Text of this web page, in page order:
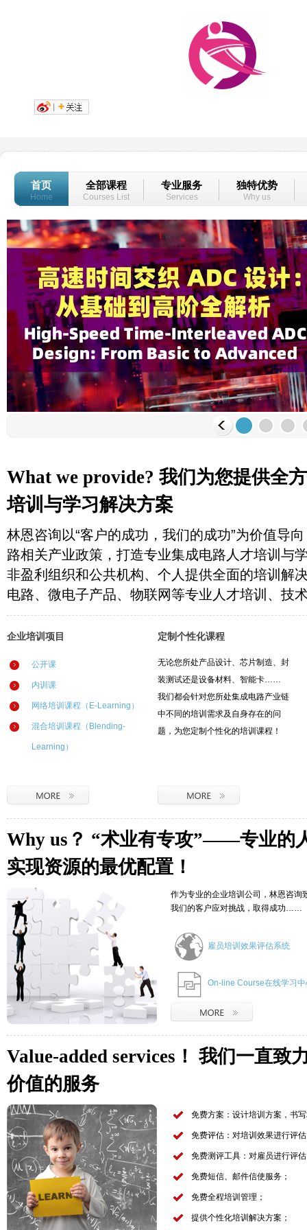
首页
Home
全部课程
Courses List
专业服务
Services
独特优势
Why us
What we provide? 我们为您提供全
培训与学习解决方案
林恩咨询以“客户的成功，我们的成功”为价值导
路相关产业政策，打造专业集成电路人才培训与
非盈利组织和公共机构、个人提供全面的培训解
电路、微电子产品、物联网等专业人才培训、技
企业培训项目
公开课
内训课
网络培训课程（E-Learning）
混合培训课程（Blending-
Learning）
定制个性化课程
无论您所处产品设计、芯片制造、封
装测试还是设备材料、智能卡……
我们都会针对您所处集成电路产业链
中不同的培训需求及自身存在的问
题，为您定制个性化的培训课程！
Why us？ “术业有专攻”——专业的
实现资源的最优配置！
作为专业的企业培训公司，林恩咨询
我们的客户应对挑战，取得成功……
雇员培训效果评估系统
On-line Course在线学习中
Value-added services！ 我们一直致
价值的服务
免费方案：设计培训方案，书
免费评估：对培训效果进行评
免费测评工具：对雇员进行评
免费短信、邮件信使服务；
免费全程培训管理；
提供个性化培训解决方案；